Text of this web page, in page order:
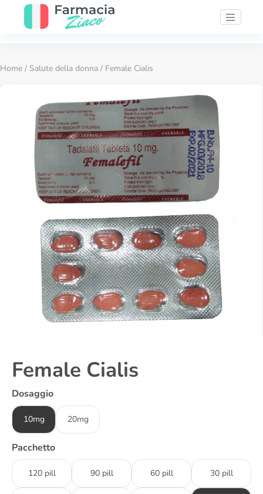
Home / Salute della donna / Female Cialis
Female Cialis
Dosaggio
10mg 20mg
Pacchetto
120 pill 90 pill 60 pill 30 pill